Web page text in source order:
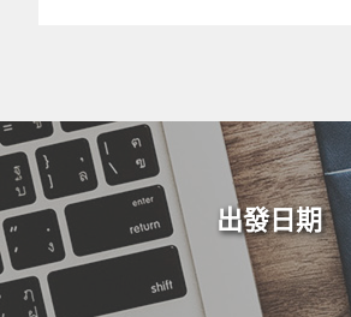
出發日期